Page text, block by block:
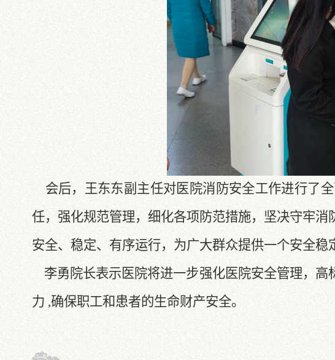
会后，王东东副主任对医院消防安全工作进行了
任，强化规范管理，细化各项防范措施，坚决守牢
安全、稳定、有序运行，为广大群众提供一个安全稳
李勇院长表示医院将进一步强化医院安全管理，高
力 ,确保职工和患者的生命财产安全。